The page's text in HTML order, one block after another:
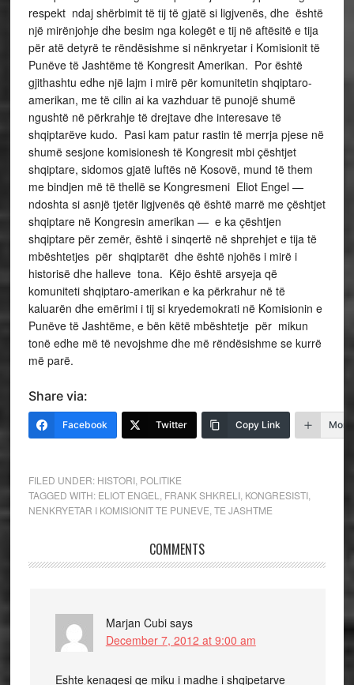
respekt ndaj shërbimit të tij të gjatë si ligjvenës, dhe është
një mirënjohje dhe besim nga kolegët e tij në aftësitë e tija
për atë detyrë te rëndësishme si nënkryetar i Komisionit të
Punëve të Jashtëme të Kongresit Amerikan. Por është
gjithashtu edhe një lajm i mirë për komunitetin shqiptaro-
amerikan, me të cilin ai ka vazhduar të punojë shumë
ngushtë në përkrahje të drejtave dhe interesave të
shqiptarëve kudo. Pasi kam patur rastin të merrja pjese në
shumë sesjone komisionesh të Kongresit mbi çështjet
shqiptare, sidomos gjatë luftës në Kosovë, mund të them
me bindjen më të thellë se Kongresmeni Eliot Engel —
ndoshta si asnjë tjetër ligjvenës që është marrë me çështjet
shqiptare në Kongresin amerikan — e ka çështjen
shqiptare për zemër, është i sinqertë në shprehjet e tija të
mbështetjes për shqiptarët dhe është njohës i mirë i
historisë dhe halleve tona. Këjo është arsyeja që
komuniteti shqiptaro-amerikan e ka përkrahur në të
kaluarën dhe emërimi i tij si kryedemokrati në Komisionin e
Punëve të Jashtëme, e bën këtë mbështetje për mikun
tonë edhe më të nevojshme dhe më rëndësishme se kurrë
më parë.
Share via:
Facebook Twitter Copy Link More
FILED UNDER: HISTORI, POLITIKE
TAGGED WITH: ELIOT ENGEL FRANK SHKRELI, KONGRESISTI,
NENKRYETAR I KOMISIONIT TE PUNEVE TE JASHTME
COMMENTS
Marjan Cubi says
December 7, 2012 at 9:00 am
Eshte kenaqesi qe miku i madhe i shqipetarve